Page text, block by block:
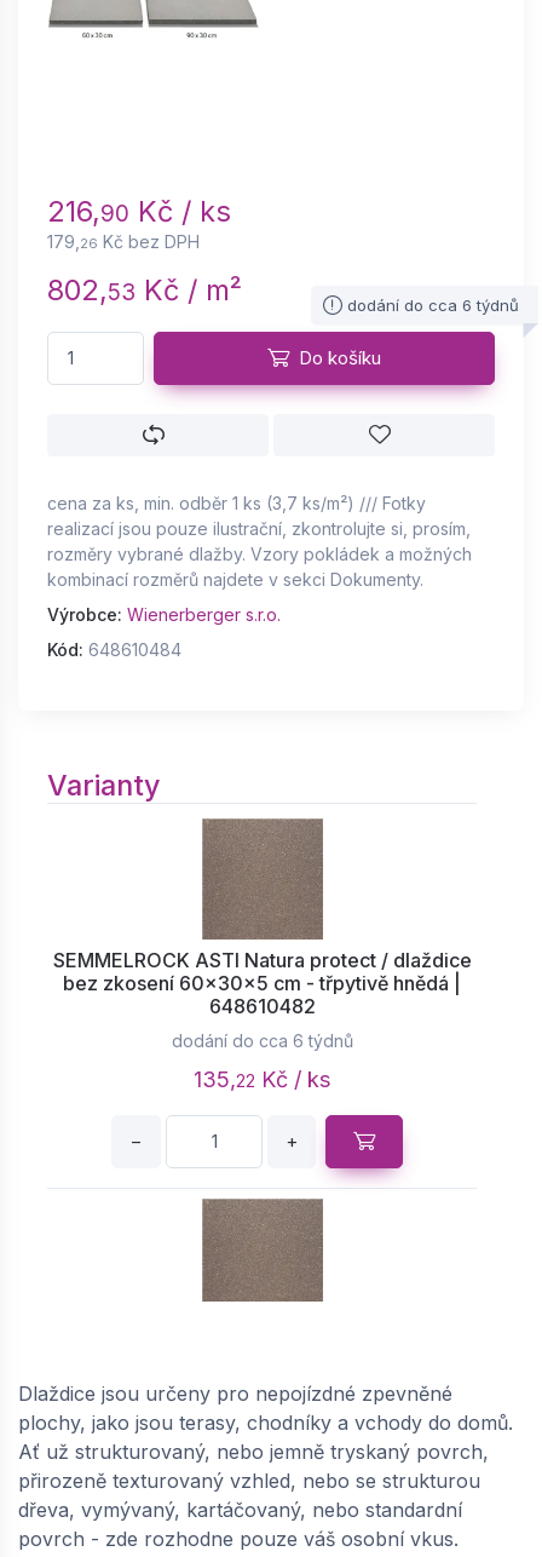
216,90 Kč / ks
179, 26 Kč bez DPH
802,53 Kč / m² dodání do cca 6 týdnů
Do košíku
cena za ks, min. odběr 1 ks (3,7 ks/m²) /// Fotky
realizací jsou pouze ilustrační, zkontrolujte si, prosím,
rozměry vybrané dlažby. Vzory pokládek a možných
kombinací rozměrů najdete v sekci Dokumenty.
Výrobce: Wienerberger s.r.o.
Kód: 648610484
Varianty
SEMMELROCK ASTI Natura protect / dlaždice
bez zkosení 60x30x5 cm - třpytivě hnědá |
648610482
dodání do cca 6 týdnů
135,22 Kč / ks
− +
648610483
dodání do cca 6 týdnů
153,37Kč / ks
− +
Dlaždice jsou určeny pro nepojízdné zpevněné
plochy, jako jsou terasy, chodníky a vchody do domů.
Ať už strukturovaný, nebo jemně tryskaný povrch,
přirozeně texturovaný vzhled, nebo se strukturou
dřeva, vymývaný, kartáčovaný, nebo standardní
povrch - zde rozhodne pouze váš osobní vkus.